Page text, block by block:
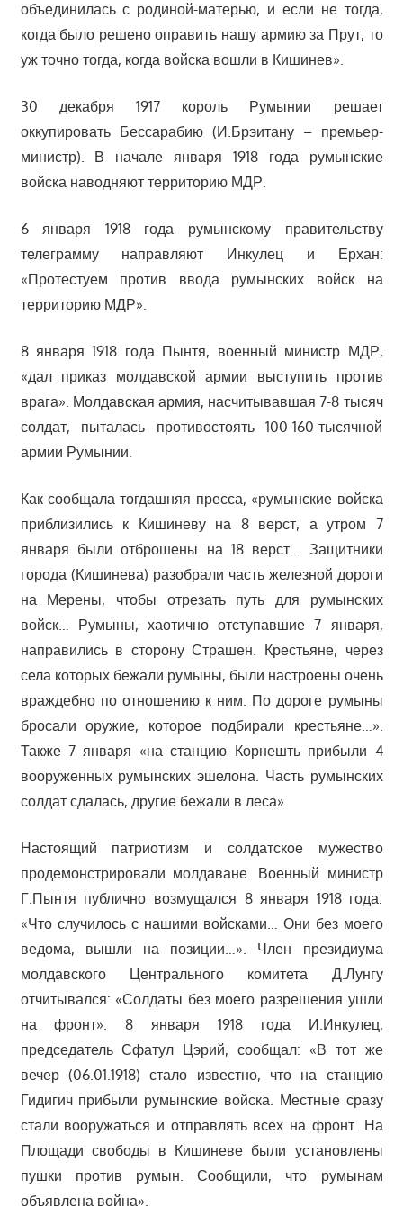
объединилась с родиной-матерью, и если не тогда,
когда было решено оправить нашу армию за Прут, то
уж точно тогда, когда войска вошли в Кишинев».
30 декабря 1917 король Румынии решает
оккупировать Бессарабию (И.Брэитану – премьер-
министр). В начале января 1918 года румынские
войска наводняют территорию МДР.
6 января 1918 года румынскому правительству
телеграмму направляют Инкулец и Ерхан:
«Протестуем против ввода румынских войск на
территорию МДР».
8 января 1918 года Пынтя, военный министр МДР,
«дал приказ молдавской армии выступить против
врага». Молдавская армия, насчитывавшая 7-8 тысяч
солдат, пыталась противостоять 100-160-тысячной
армии Румынии.
Как сообщала тогдашняя пресса, «румынские войска
приблизились к Кишиневу на 8 верст, а утром 7
января были отброшены на 18 верст… Защитники
города (Кишинева) разобрали часть железной дороги
на Мерены, чтобы отрезать путь для румынских
войск… Румыны, хаотично отступавшие 7 января,
направились в сторону Страшен. Крестьяне, через
села которых бежали румыны, были настроены очень
враждебно по отношению к ним. По дороге румыны
бросали оружие, которое подбирали крестьяне…».
Также 7 января «на станцию Корнешть прибыли 4
вооруженных румынских эшелона. Часть румынских
солдат сдалась, другие бежали в леса».
Настоящий патриотизм и солдатское мужество
продемонстрировали молдаване. Военный министр
Г.Пынтя публично возмущался 8 января 1918 года:
«Что случилось с нашими войсками… Они без моего
ведома, вышли на позиции…». Член президиума
молдавского Центрального комитета Д.Лунгу
отчитывался: «Солдаты без моего разрешения ушли
на фронт». 8 января 1918 года И.Инкулец,
председатель Сфатул Цэрий, сообщал: «В тот же
вечер (06.01.1918) стало известно, что на станцию
Гидигич прибыли румынские войска. Местные сразу
стали вооружаться и отправлять всех на фронт. На
Площади свободы в Кишиневе были установлены
пушки против румын. Сообщили, что румынам
объявлена война».